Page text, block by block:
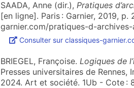
SAADA, Anne (dir.), Pratiques
[en ligne]. Paris : Garnier, 2019,
garnier.com/pratiques-d-
Consulter sur classiques-
BRIEGEL, Françoise. Logiques de
Presses universitaires de Rennes,
2024. Art et société. 1Ub - Cote :